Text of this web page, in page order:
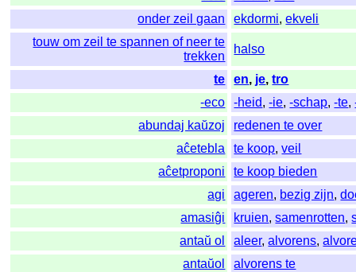
onder zeil gaan
ekdormi,ekveli
touw om zeil te spannen of neer te
trekken
halso
te en, je,tro
-eco
-heid,-ie,-schap,-te,
abundaj kaŭzoj
redenen te over
aĉetebla
te koop,veil
aĉetproponi
te koop bieden
agi
ageren, bezig zijn,
amasiĝi
kruien,samenrotten,
antaŭ ol
aleer,alvorens,
antaŭol
alvorens te